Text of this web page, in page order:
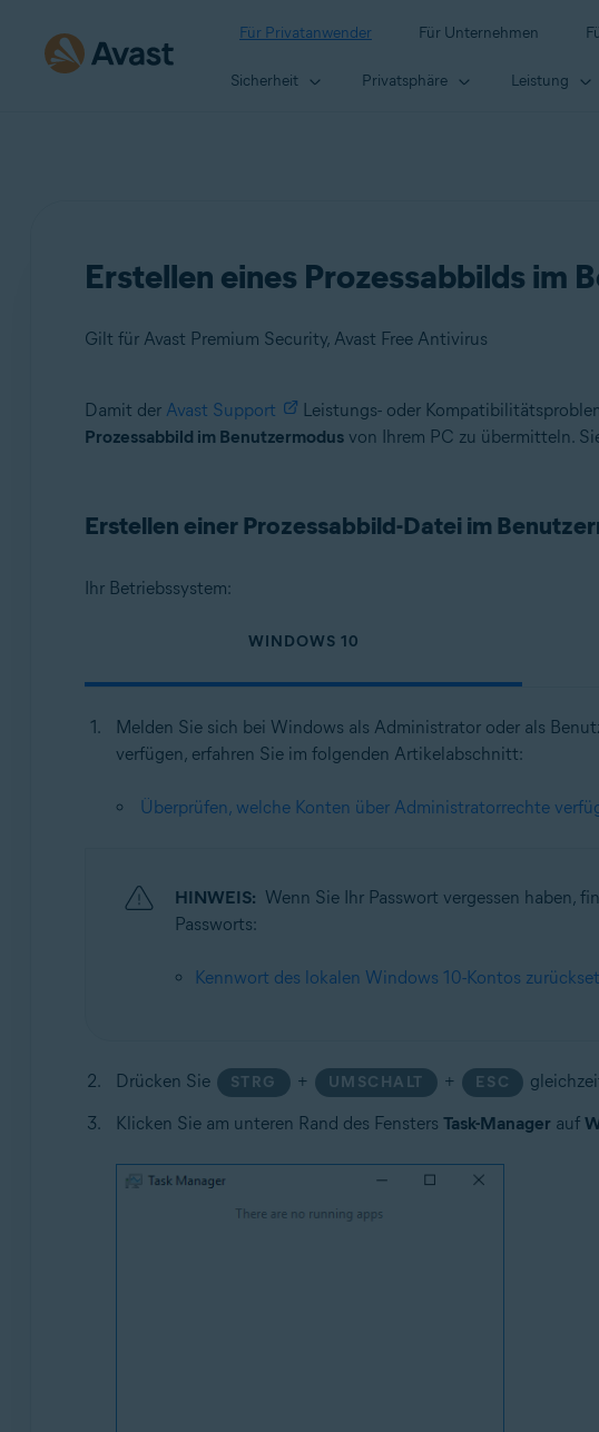
Für Privatanwender Für Unternehmen
Sicherheit Privatsphäre Leistung
Erstellen eines Prozessabbilds im
Gilt für Avast Premium Security, Avast Free Antivirus
Produkte:
Betriebssysteme:
Damit der Avast Support Leistungs- oder
Prozessabbild im Benutzermodusvon Ihrem PC zu übermitteln.
Erstellen einer Prozessabbild-Datei im
Ihr Betriebssystem:
WINDOWS 10
Melden Sie sich bei Windows als Administrator oder als
verfügen, erfahren Sie im folgenden Artikelabschnitt:
Überprüfen, welche Konten über Administratorrechte
HINWEIS: Wenn Sie Ihr Passwort vergessen haben,
Passworts:
Kennwort des lokalen Windows 10-Kontos
Drücken Sie STRG + UMSCHALT + ESC
Klicken Sie am unteren Rand des Fensters Task-Manager auf